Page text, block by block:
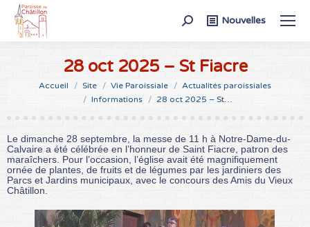
Recherche
:
Nouvelles
28 oct 2025 – St Fiacre
Vous êtes ici :
Accueil Site Vie Paroissiale
Actualités paroissiales
Informations
28 oct 2025 – St…
Le dimanche 28 septembre, la messe de 11 h à Notre-Dame-du-
Calvaire a été célébrée en l’honneur de Saint Fiacre, patron des
maraîchers. Pour l’occasion, l’église avait été magnifiquement
ornée de plantes, de fruits et de légumes par les jardiniers des
Parcs et Jardins municipaux, avec le concours des Amis du Vieux
Châtillon.